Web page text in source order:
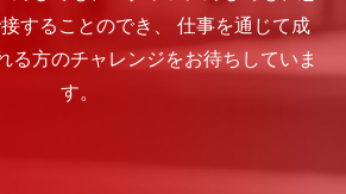
することのでき、
仕事を通じて成
る方のチャレンジをお待ちしていま
す。